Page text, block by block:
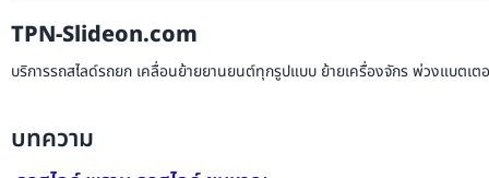
TPN-Slideon.com
บริการรถสไลด์รถยก เคลื่อนย้ายยานยนต์ทุกรูปแบบ ย้ายเครื่องจักร พ่วงแบตเต
บทความ